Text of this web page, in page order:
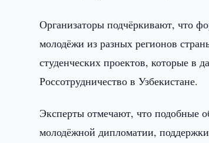
Организаторы подчёркивают, что
молодёжи из разных регионов
студенческих проектов, которые в
Россотрудничество в Узбекистане.
Эксперты отмечают, что подобные
молодёжной дипломатии,